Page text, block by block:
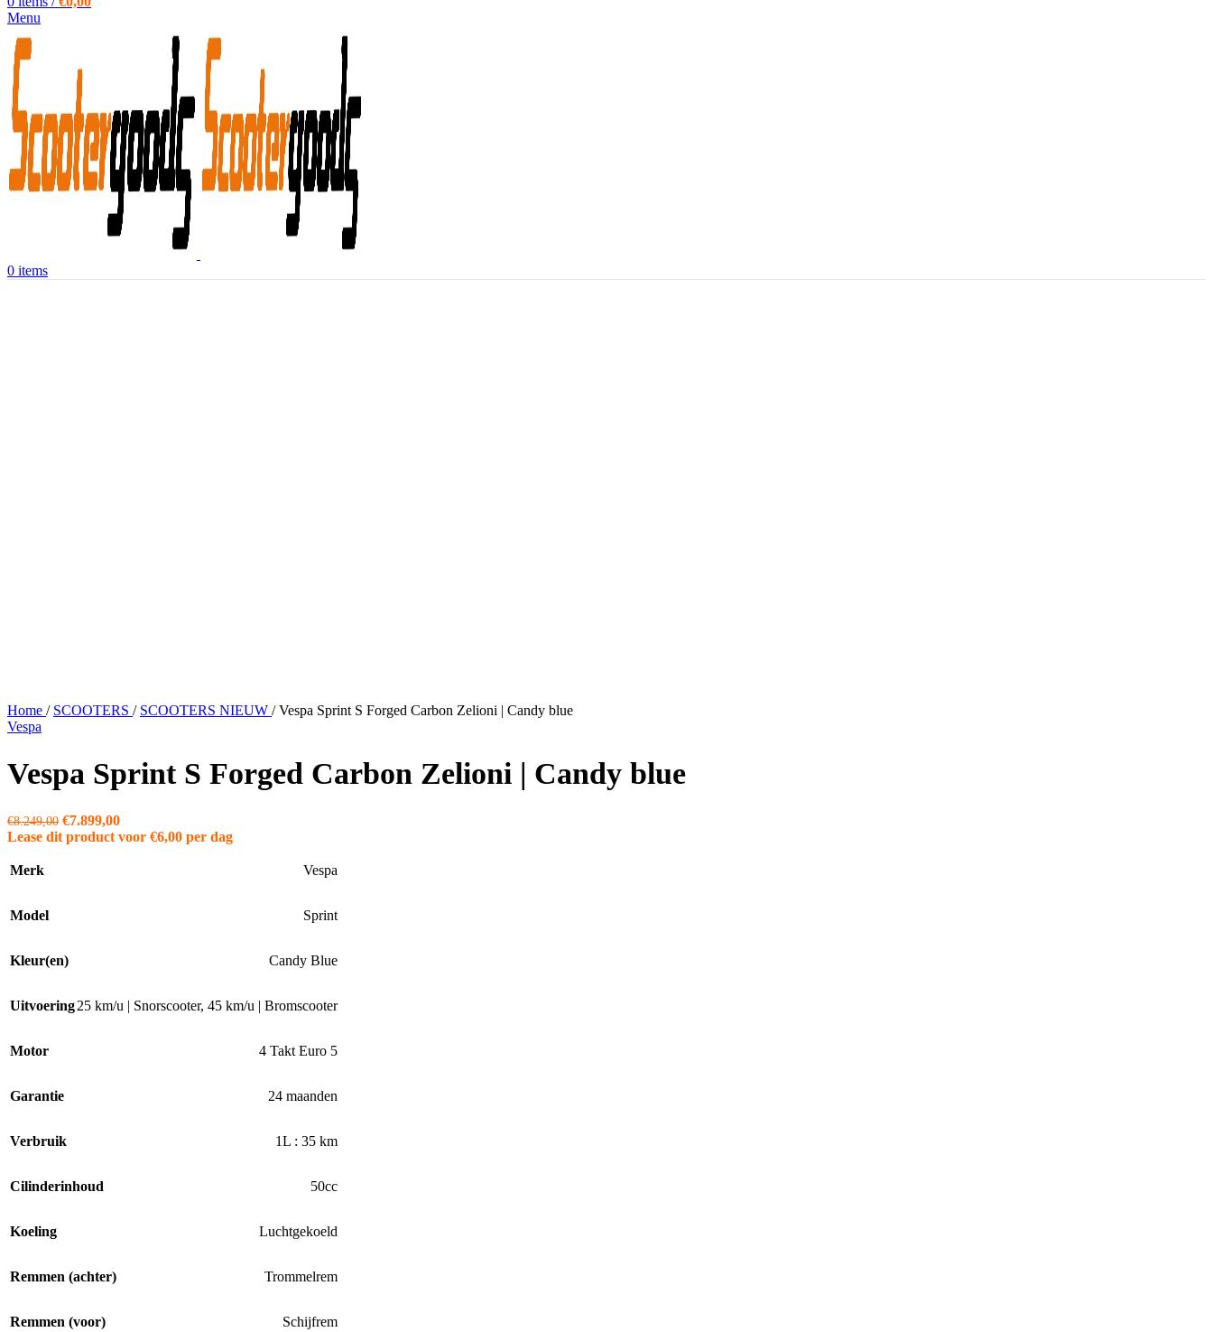
Menu
0 items
Home / SCOOTERS / SCOOTERS NIEUW / Vespa Sprint S Forged Carbon Zelioni | Candy blue
Vespa
Vespa Sprint S Forged Carbon Zelioni | Candy blue
€8.249,00 Oorspronkelijke
prijs
€7.899,00Huidige
prijs
Lease dit product voor €6,00 per dag
Merk Vespa
Model Sprint
Kleur(en) Candy Blue
Uitvoering25 km/u | Snorscooter, 45 km/u | Bromscooter
Motor 4 Takt Euro 5
Garantie 24 maanden
Verbruik 1L : 35 km
Cilinderinhoud 50cc
Koeling Luchtgekoeld
Remmen (achter) Trommelrem
Remmen (voor) Schijfrem